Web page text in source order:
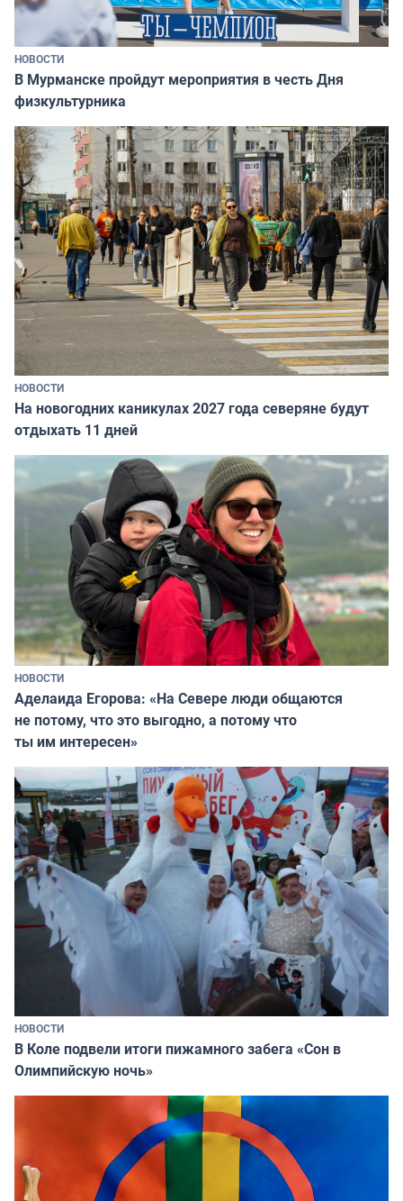
НОВОСТИ
В Мурманске пройдут мероприятия в честь Дня
физкультурника
НОВОСТИ
На новогодних каникулах 2027 года северяне будут
отдыхать 11 дней
НОВОСТИ
Аделаида Егорова: «На Севере люди общаются
не потому, что это выгодно, а потому что
ты им интересен»
НОВОСТИ
В Коле подвели итоги пижамного забега «Сон в
Олимпийскую ночь»